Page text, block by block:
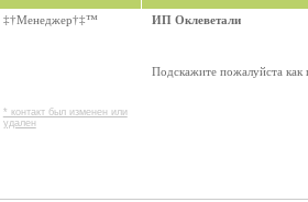
‡†Менеджер†‡™
* контакт был изменен или
удален
ИП Оклеветали
Подскажите пожалуйста как